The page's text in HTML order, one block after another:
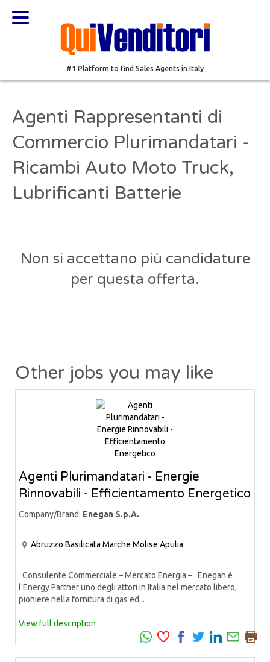
#1 Platform to find Sales Agents in Italy
Agenti Rappresentanti di
Commercio Plurimandatari -
Ricambi Auto Moto Truck,
Lubrificanti Batterie
Non si accettano più candidature
per questa offerta.
Other jobs you may like
Agenti Plurimandatari - Energie
Rinnovabili - Efficientamento Energetico
Company/Brand: Enegan S.p.A.
Abruzzo Basilicata Marche Molise Apulia
Consulente Commerciale – Mercato Energia – Enegan è
l'Energy Partner uno degli attori in Italia nel mercato libero,
pioniere nella fornitura di gas ed...
View full description